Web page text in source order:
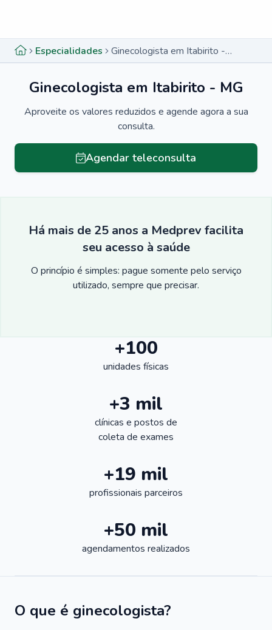
Especialidades Ginecologista em Itabirito - MG
Ginecologista em Itabirito - MG
Aproveite os valores reduzidos e agende agora a sua
consulta.
Agendar teleconsulta
Há mais de 25 anos a Medprev facilita
seu acesso à saúde
O princípio é simples: pague somente pelo serviço
utilizado, sempre que precisar.
+100
unidades físicas
+3 mil
clínicas e postos de
coleta de exames
+19 mil
profissionais parceiros
+50 mil
agendamentos realizados
O que é ginecologista?